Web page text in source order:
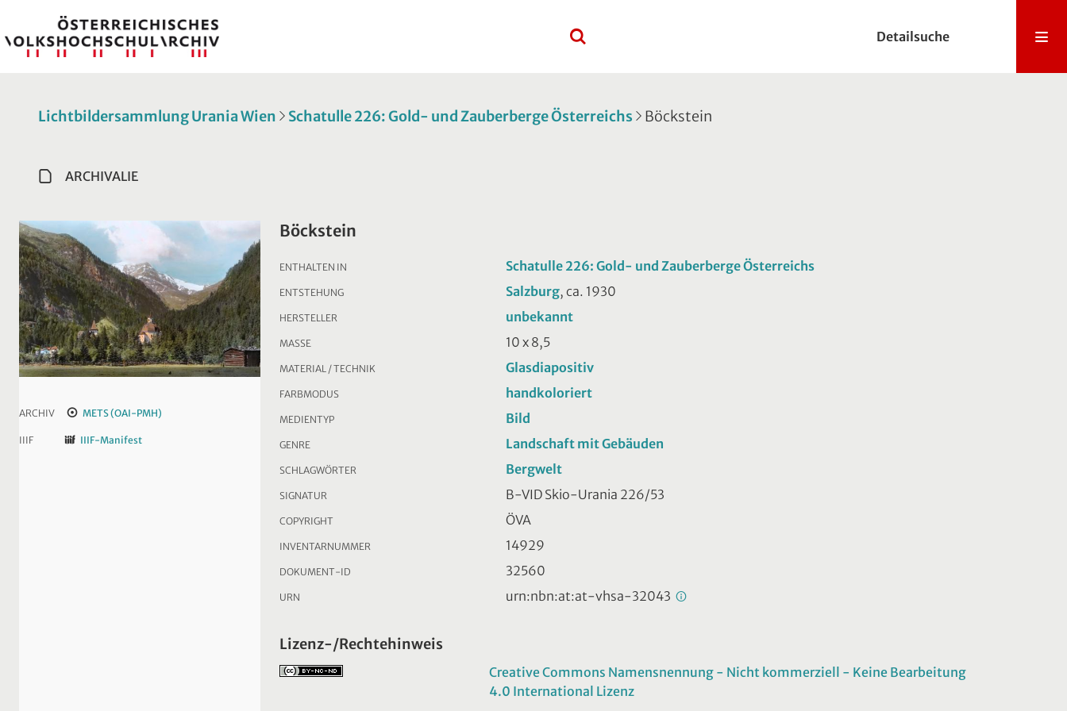
Detailsuche
Lichtbildersammlung Urania Wien Schatulle 226: Gold- und Zauberberge Österreichs Böckstein
ARCHIVALIE
ARCHIV METS (OAI-PMH)
IIIF IIIF-Manifest
Böckstein
ENTHALTEN IN Schatulle 226: Gold- und Zauberberge Österreichs
ENTSTEHUNG Salzburg, ca. 1930
HERSTELLER unbekannt
MASSE 10 x 8,5
MATERIAL / TECHNIK Glasdiapositiv
FARBMODUS handkoloriert
MEDIENTYP Bild
GENRE Landschaft mit Gebäuden
SCHLAGWÖRTER Bergwelt
SIGNATUR B-VID Skio-Urania 226/53
COPYRIGHT ÖVA
INVENTARNUMMER 14929
DOKUMENT-ID 32560
URN urn:nbn:at:at-vhsa-32043
Lizenz-/Rechtehinweis
Creative Commons Namensnennung - Nicht kommerziell - Keine Bearbeitung
4.0 International Lizenz